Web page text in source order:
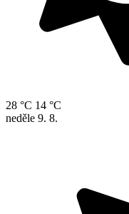
28 °C 14 °C
neděle 9. 8.